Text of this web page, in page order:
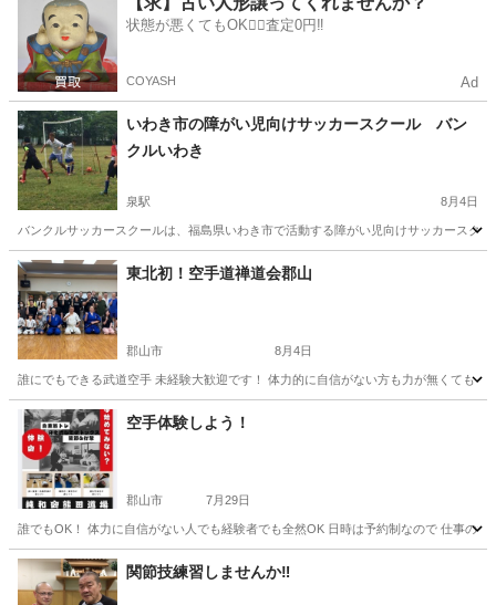
状態が悪くてもOK🙆‍♀️査定0円‼️
COYASH Ad
いわき市の障がい児向けサッカースクール バン
クルいわき
泉駅 8月4日
バンクルサッカースクールは、福島県いわき市で活動する障がい児向けサッカースク
福島 いわき市 泉駅 サッカー 自己肯定感
東北初！空手道禅道会郡山
郡山市 8月4日
誰にでもできる武道空手 未経験大歓迎です！ 体力的に自信がない方も力が無くても
福島 郡山市 空手/他格闘技
空手体験しよう！
郡山市 7月29日
誰でもOK！ 体力に自信がない人でも経験者でも全然OK 日時は予約制なので 仕事の
福島 郡山市 空手/他格闘技
関節技練習しませんか‼️